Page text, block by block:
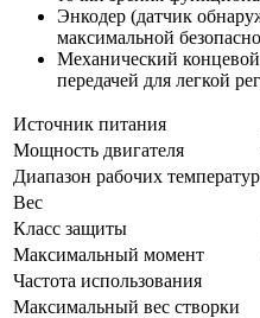
Энкодер (датчик
максимальной
Механический
передачей для легкой
Источник питания
Мощность двигателя
Диапазон рабочих температур
Вес
Класс защиты
Максимальный момент
Частота использования
Максимальный вес створки